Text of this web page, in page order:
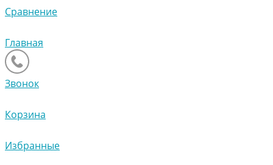
Сравнение
Главная
Звонок
Корзина
Избранные